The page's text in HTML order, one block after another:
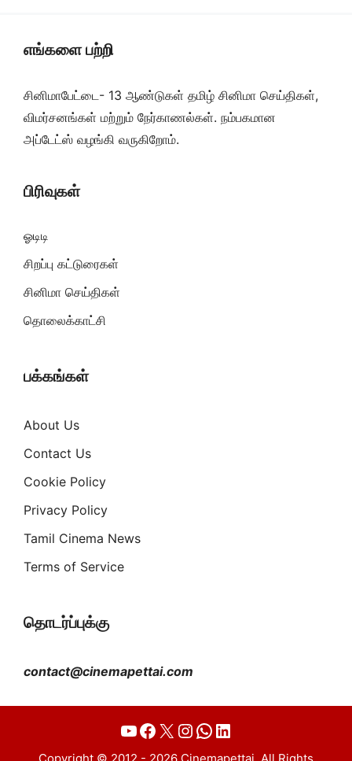
எங்களை பற்றி
சினிமாபேட்டை- 13 ஆண்டுகள் தமிழ் சினிமா செய்திகள்,
விமர்சனங்கள் மற்றும் நேர்காணல்கள். நம்பகமான
அப்டேட்ஸ் வழங்கி வருகிறோம்.
பிரிவுகள்
ஓடிடி
சிறப்பு கட்டுரைகள்
சினிமா செய்திகள்
தொலைக்காட்சி
பக்கங்கள்
About Us
Contact Us
Cookie Policy
Privacy Policy
Tamil Cinema News
Terms of Service
தொடர்ப்புக்கு
contact@cinemapettai.com
YouTube
Facebook
X Instagram
WhatsApp
LinkedIn